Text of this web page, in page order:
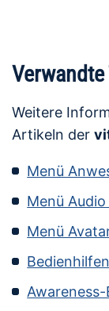
Weitere
Artikeln der
Menü
Menü
Menü
Bedienhilfen